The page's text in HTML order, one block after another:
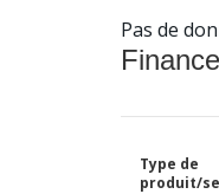
Pas de
Type de
produit/